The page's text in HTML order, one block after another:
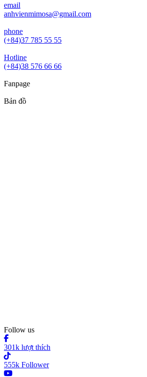
email
anhvienmimosa@gmail.com
phone
(+84)37 785 55 55
Hotline
(+84)38 576 66 66
Fanpage
Bản đồ
Follow us
301k lượt thích
555k Follower